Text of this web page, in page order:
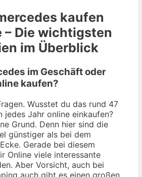
kaufen
– Die wichtigsten
im Überblick
im Geschäft oder
kaufen?
Wusstet du das rund 47
jedes Jahr online einkaufen?
Grund. Denn hier sind die
günstiger als bei dem
Gerade bei diesem
Online viele interessante
Aber Vorsicht, auch bei
auch gibt es einen großen